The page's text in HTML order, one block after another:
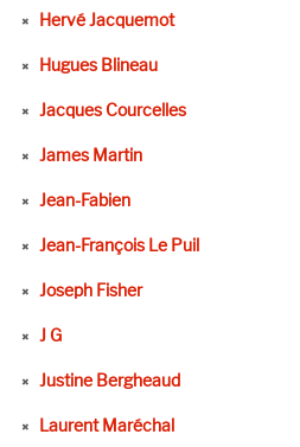
Hervé Jacquemot
Hugues Blineau
Jacques Courcelles
James Martin
Jean-Fabien
Jean-François Le Puil
Joseph Fisher
J G
Justine Bergheaud
Laurent Maréchal